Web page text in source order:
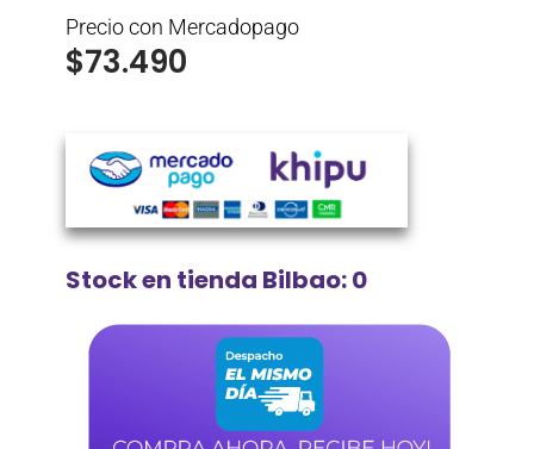
Precio con Mercadopago
$73.490
Stock en tienda Bilbao: 0